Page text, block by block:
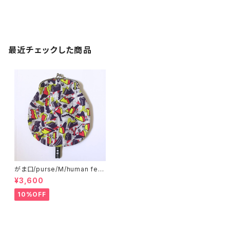
最近チェックした商品
がま口/purse/M/human ferti
lizer
¥3,600
10%OFF